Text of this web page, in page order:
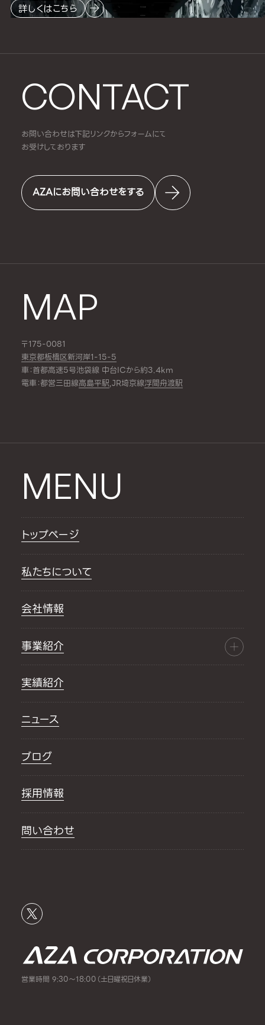
CONTACT
お問い合わせは下記リンクからフォームにて
お受けしております
AZAにお問い合わせをする
MAP
〒175-0081
東京都板橋区新河岸1-15-5
車：首都高速5号池袋線 中台ICから約3.4km
電車：都営三田線高島平駅,JR埼京線浮間舟渡駅
詳しくはこちら
MENU
トップページ
私たちについて
会社情報
事業紹介
実績紹介
ニュース
ブログ
採用情報
問い合わせ
営業時間 9:30～18:00（土日曜祝日休業）